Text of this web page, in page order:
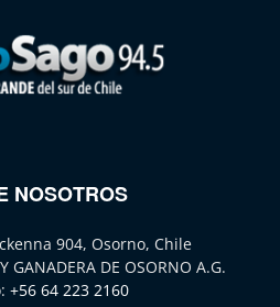
NOSOTROS
904, Osorno, Chile
GANADERA DE OSORNO A.G.
+56 64 223 2160